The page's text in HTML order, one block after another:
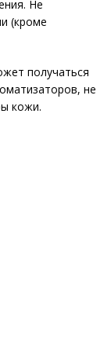
Не
(кроме
получаться
не
кожи.